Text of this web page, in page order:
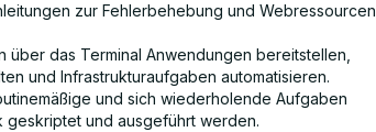
zur Fehlerbehebung und Webressourcen
über das Terminal Anwendungen bereitstellen,
und Infrastrukturaufgaben automatisieren.
und sich wiederholende Aufgaben
und ausgeführt werden.